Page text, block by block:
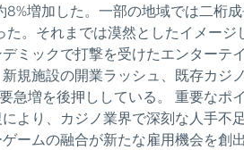
増加した。一部の地域では二桁
。それまでは漠然としたイメー
ミックで打撃を受けたエンター
規施設の開業ラッシュ、既存カ
急増を後押ししている。 重要な
より、カジノ業界で深刻な人手
ームの融合が新たな雇用機会を